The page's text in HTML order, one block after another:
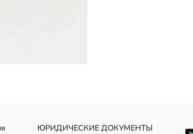
Обеспечивают комфортное использование
ЮРИДИЧЕСКИЕ ДОКУМЕНТЫ